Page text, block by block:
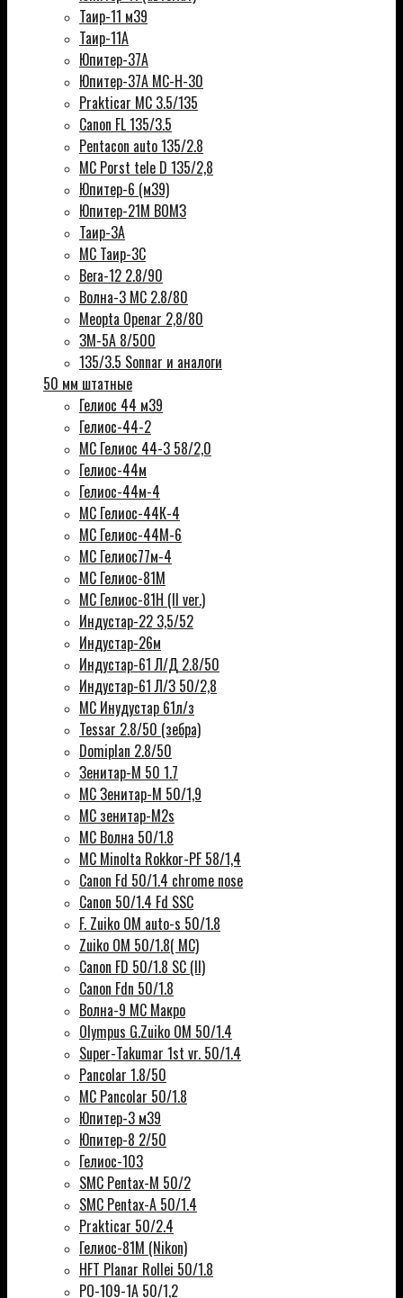
Таир-11 м39
Таир-11А
Юпитер-37А
Юпитер-37А МС-Н-30
Prakticar MC 3.5/135
Canon FL 135/3.5
Pentacon auto 135/2.8
MC Porst tele D 135/2,8
Юпитер-6 (м39)
Юпитер-21М ВОМЗ
Таир-3А
МС Таир-3С
Вега-12 2.8/90
Волна-3 МС 2.8/80
Meopta Openar 2,8/80
ЗМ-5А 8/500
135/3.5 Sonnar и аналоги
50 мм штатные
Гелиос 44 м39
Гелиос-44-2
МС Гелиос 44-3 58/2,0
Гелиос-44м
Гелиос-44м-4
МС Гелиос-44К-4
МС Гелиос-44М-6
МС Гелиос77м-4
МС Гелиос-81М
МС Гелиос-81Н (II ver.)
Индустар-22 3,5/52
Индустар-26м
Индустар-61 Л/Д 2.8/50
Индустар-61 Л/З 50/2,8
МС Инудустар 61л/з
Tessar 2.8/50 (зебра)
Domiplan 2.8/50
Зенитар-М 50 1.7
МС Зенитар-М 50/1,9
МС зенитар-M2s
MC Волна 50/1.8
MC Minolta Rokkor-PF 58/1,4
Canon Fd 50/1.4 chrome nose
Canon 50/1.4 Fd SSC
F. Zuiko OM auto-s 50/1.8
Zuiko OM 50/1.8( MC)
Canon FD 50/1.8 SC (II)
Canon Fdn 50/1.8
Волна-9 МС Макро
Olympus G.Zuiko OM 50/1.4
Super-Takumar 1st vr. 50/1.4
Pancolar 1.8/50
MC Pancolar 50/1.8
Юпитер-3 м39
Юпитер-8 2/50
Гелиос-103
SMC Pentax-M 50/2
SMC Pentax-A 50/1.4
Prakticar 50/2.4
Гелиос-81М (Nikon)
HFT Planar Rollei 50/1.8
РО-109-1А 50/1,2